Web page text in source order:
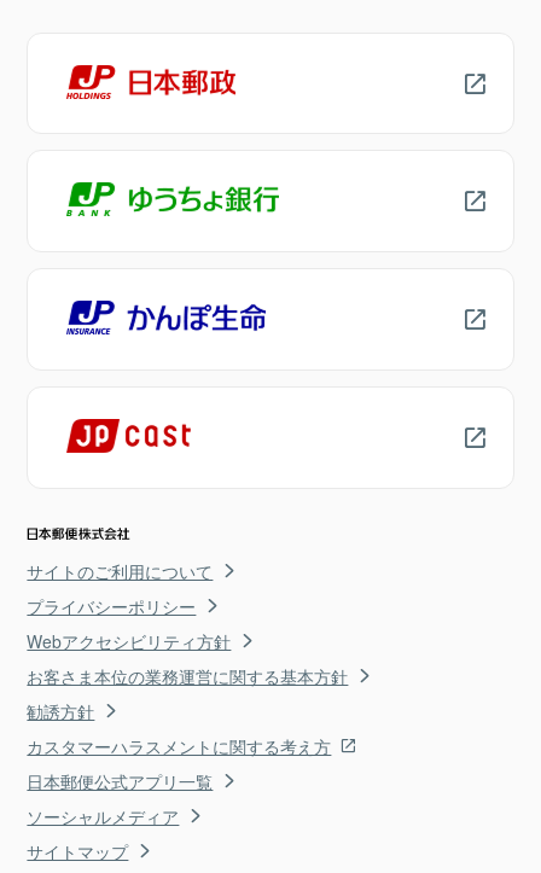
サイトのご利用について
プライバシーポリシー
Webアクセシビリティ方針
お客さま本位の業務運営に関する基本方針
勧誘方針
カスタマーハラスメントに関する考え方
日本郵便公式アプリ一覧
ソーシャルメディア
サイトマップ